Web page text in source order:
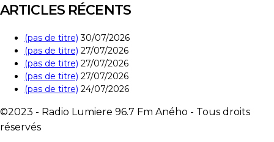
ARTICLES RÉCENTS
(pas de titre) 30/07/2026
(pas de titre) 27/07/2026
(pas de titre) 27/07/2026
(pas de titre) 27/07/2026
(pas de titre) 24/07/2026
©2023 - Radio Lumiere 96.7 Fm Aného - Tous droits
réservés